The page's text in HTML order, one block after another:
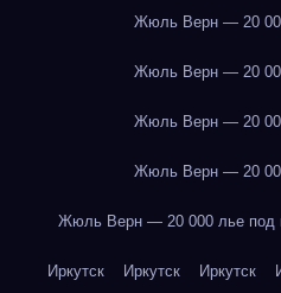
Жюль Верн — 20
Жюль Верн — 20
Жюль Верн — 20
Жюль Верн — 20
Жюль Верн — 20 000 лье под
Иркутск Иркутск Иркутск